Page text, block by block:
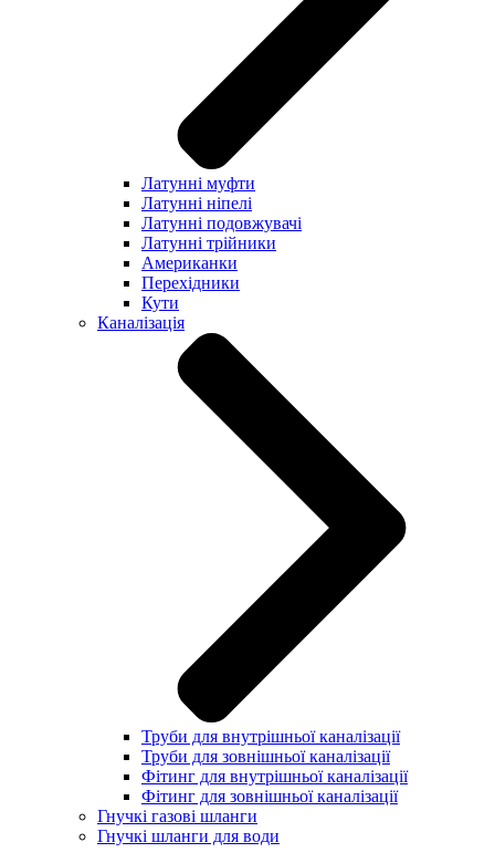
Латунні муфти
Латунні ніпелі
Латунні подовжувачі
Латунні трійники
Американки
Перехідники
Кути
Каналізація
Труби для внутрішньої каналізації
Труби для зовнішньої каналізації
Фітинг для внутрішньої каналізації
Фітинг для зовнішньої каналізації
Гнучкі газові шланги
Гнучкі шланги для води